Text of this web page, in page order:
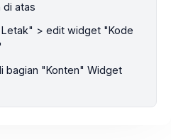
di atas
> edit widget "Kode
bagian "Konten" Widget